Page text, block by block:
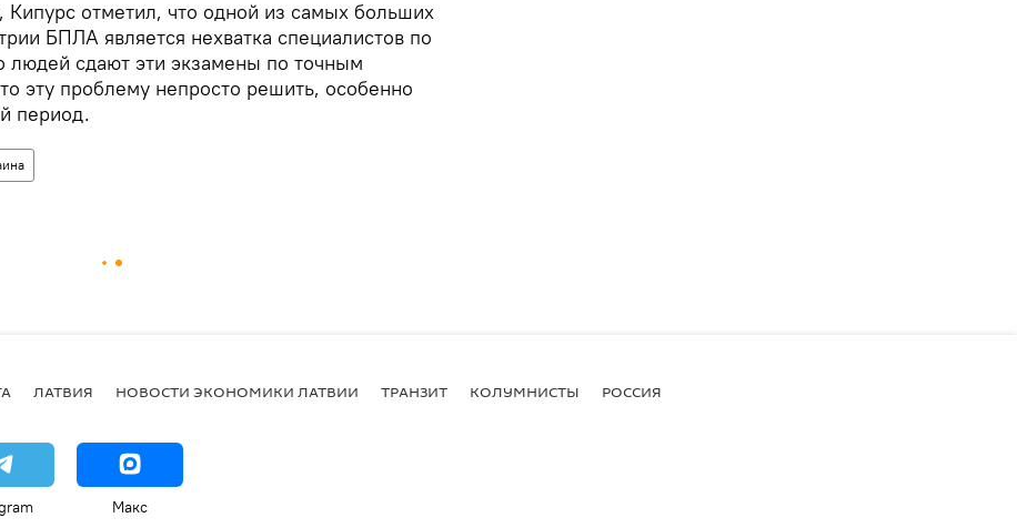
отметил, что одной из самых больших
БПЛА является нехватка специалистов по
людей сдают эти экзамены по точным
эту проблему непросто решить, особенно
период.
ЛАТВИЯ НОВОСТИ ЭКОНОМИКИ ЛАТВИИ ТРАНЗИТ КОЛУМНИСТЫ РОССИЯ
Макс